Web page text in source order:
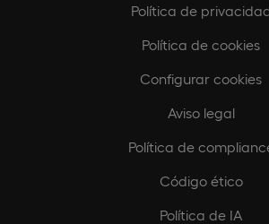
Política de
Política de cookies
Configurar cookies
Aviso legal
Política de
Código ético
Política de IA